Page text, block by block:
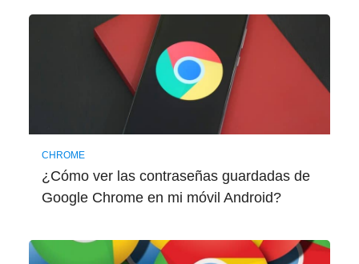
CHROME
¿Cómo ver las contraseñas guardadas de
Google Chrome en mi móvil Android?